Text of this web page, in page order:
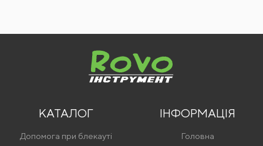
КАТАЛОГ
Допомога при блекауті
ІНФОРМАЦІЯ
Головна